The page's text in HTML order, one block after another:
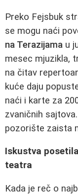
Preko Fejsbuk
se mogu naći
na Terazijama u
mesec mjuzikla,
na čitav
kuće daju
naći i karte za
zvaničnih
pozorište zaista
Iskustva
teatra
Kada je reč o